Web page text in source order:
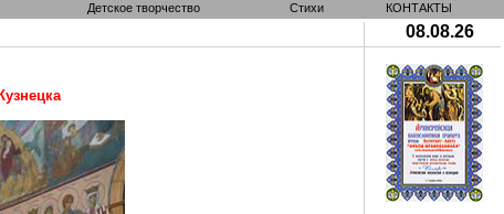
Детское творчество Стихи КОНТАКТЫ
08.08.26